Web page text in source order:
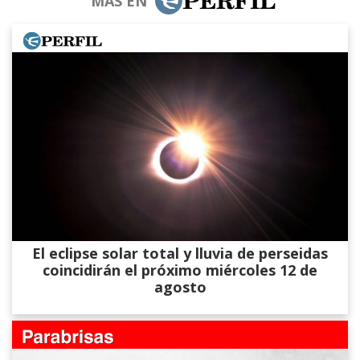
El eclipse solar total y lluvia de perseidas
coincidirán el próximo miércoles 12 de
agosto